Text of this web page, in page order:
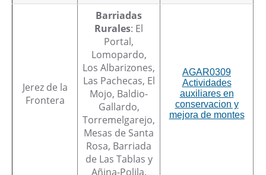
Jerez de la
Frontera
Barriadas
Rurales: El
Portal,
Lomopardo,
Los Albarizones,
Las Pachecas, El
Mojo, Baldio-
Gallardo,
Torremelgarejo,
Mesas de Santa
Rosa, Barriada
de Las Tablas y
Añina-Polila.
AGAR0309
Actividades
auxiliares en
conservacion y
mejora de montes